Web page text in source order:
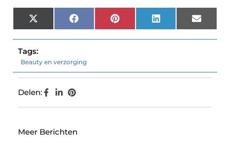
X
(Twitter)
FacebookPinterest LinkedIn Email
Tags:
Beauty en verzorging
Delen:
Meer Berichten